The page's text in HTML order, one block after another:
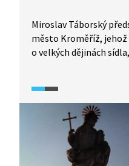
Miroslav Táborský
město Kroměříž,
o velkých dějinách
Arcibiskupskému
příkladů historické
hold božské přírodě
svou symbolikou
jednak lidské